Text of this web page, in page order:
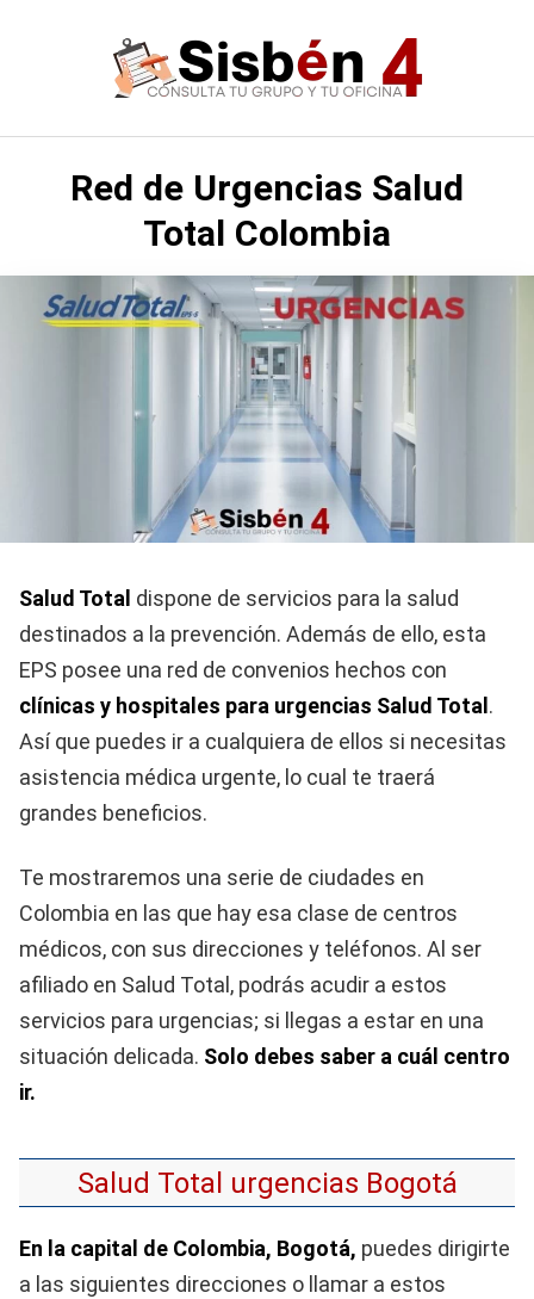
Red de Urgencias Salud
Total Colombia
Salud Total dispone de servicios para la salud
destinados a la prevención. Además de ello, esta
EPS posee una red de convenios hechos con
clínicas y hospitales para urgencias Salud Total .
Así que puedes ir a cualquiera de ellos si necesitas
asistencia médica urgente, lo cual te traerá
grandes beneficios.
Te mostraremos una serie de ciudades en
Colombia en las que hay esa clase de centros
médicos, con sus direcciones y teléfonos. Al ser
afiliado en Salud Total, podrás acudir a estos
servicios para urgencias; si llegas a estar en una
situación delicada. Solo debes saber a cuál centro
ir.
Salud Total urgencias Bogotá
En la capital de Colombia, Bogotá, puedes dirigirte
a las siguientes direcciones o llamar a estos